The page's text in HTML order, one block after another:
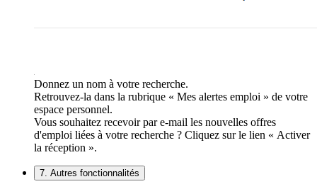
Donnez un nom à votre recherche.
Retrouvez-la dans la rubrique « Mes alertes emploi » de votre
espace personnel.
Vous souhaitez recevoir par e-mail les nouvelles offres
d'emploi liées à votre recherche ? Cliquez sur le lien « Activer
la réception ».
7. Autres fonctionnalités